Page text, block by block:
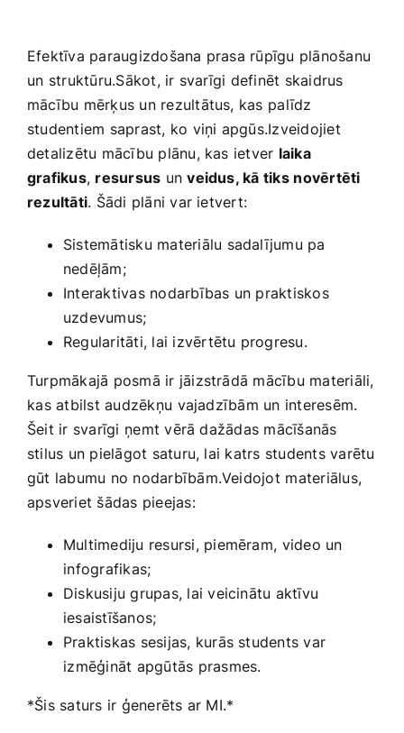
Efektīva ‌paraugizdošana prasa rūpīgu ‌plānošanu
⁣un​ struktūru.Sākot, ‍ir​ svarīgi definēt skaidrus
mācību mērķus un rezultātus, kas ⁤palīdz
studentiem saprast, ​ko viņi apgūs.Izveidojiet
detalizētu mācību plānu,‍ kas ​ietver laika
grafikus, resursus unveidus,‌ kā tiks⁢ novērtēti
rezultāti. Šādi plāni var ietvert:
Sistemātisku materiālu sadalījumu pa
nedēļām;
Interaktivas nodarbības un praktiskos
uzdevumus;
Regularitāti, lai izvērtētu‍ progresu.
Turpmākajā posmā ir jāizstrādā mācību materiāli,
⁢kas atbilst audzēkņu ⁤vajadzībām un ​interesēm.‍
Šeit ir svarīgi⁢ ņemt vērā dažādas mācīšanās
stilus un pielāgot ‍saturu,‌ lai ‌katrs students varētu
gūt labumu ‍no nodarbībām.Veidojot⁣ materiālus,
apsveriet šādas pieejas:
Multimediju resursi, piemēram, ⁣video un
⁢infografikas;
Diskusiju​ grupas, lai veicinātu aktīvu‍
iesaistīšanos;
Praktiskas sesijas, ​kurās students var
⁣izmēģināt apgūtās prasmes.
*Šis saturs ir ģenerēts ar ​MI.*